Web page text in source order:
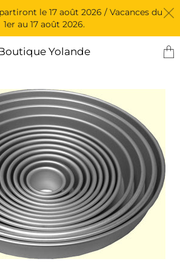
le 17 août 2026 / Vacances du
1er au 17 août 2026.
Yolande